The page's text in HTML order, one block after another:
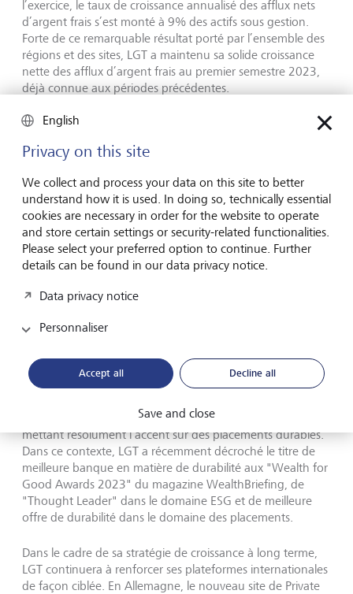
l’exercice, le taux de croissance annualisé des afflux nets
d’argent frais s’est monté à 9% des actifs sous gestion.
Forte de ce remarquable résultat porté par l’ensemble des
régions et des sites, LGT a maintenu sa solide croissance
nette des afflux d’argent frais au premier semestre 2023,
déjà connue aux périodes précédentes.
Les actifs sous gestion ont augmenté à 305,8 milliards de
dans l’histoire de LGT, le seuil des 300 milliards de CHF.
31 décembre 2022 s’explique par le solide afflux net
d’argent frais et la performance positive du marché, qui a
néanmoins été en partie compensée par des effets de
change négatifs.
Pour l’exercice 2023, LGT est convaincue qu’elle
continuera à faire valoir pleinement son expertise en
placement, ainsi qu’à réaliser une croissance rentable. Elle
mise ici sur sa vaste présence internationale en Europe, en
que sur son offre complète de solutions d’investissements
mettant résolument l’accent sur des placements durables.
Dans ce contexte, LGT a récemment décroché le titre de
meilleure banque en matière de durabilité aux "Wealth for
Good Awards 2023" du magazine WealthBriefing, de
"Thought Leader" dans le domaine ESG et de meilleure
offre de durabilité dans le domaine des placements.
Dans le cadre de sa stratégie de croissance à long terme,
LGT continuera à renforcer ses plateformes internationales
de façon ciblée. En Allemagne, le nouveau site de Private
English
Privacy on this site
We collect and process your data on this site to better
understand how it is used. In doing so, technically essential
cookies are necessary in order for the website to operate
and store certain settings or security-related functionalities.
Please select your preferred option to continue. Further
details can be found in our data privacy notice.
Data privacy notice
Personnaliser
Accept all Decline all
Save and close